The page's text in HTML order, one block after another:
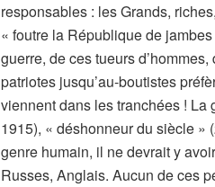
responsables : les Grands,
« foutre la République de
guerre, de ces tueurs
patriotes jusqu’au-boutistes
viennent dans les tranchées ! La
1915), « déshonneur du siècle »
genre humain, il ne devrait y
Russes, Anglais. Aucun de ces